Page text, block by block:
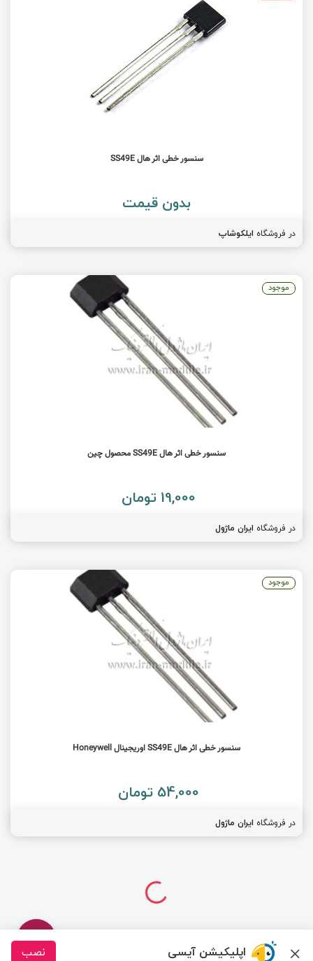
سنسور خطی اثر هال SS49E
بدون قیمت
در فروشگاه ایلکوشاپ
سنسور خطی اثر هال SS49E محصول چین
19,000 تومان
در فروشگاه ایران ماژول
موجود
سنسور خطی اثر هال SS49E اوریجینال Honeywell
54,000 تومان
در فروشگاه ایران ماژول
موجود
درباره ما تماس با ما
اپلیکیشن آیسی نصب